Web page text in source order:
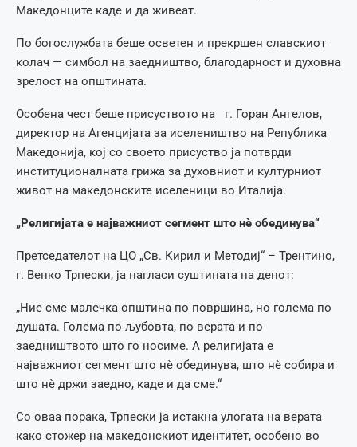
Македонците каде и да живеат.
По богослужбата беше осветен и прекршен славскиот
колач — симбол на заедништво, благодарност и духовна
зрелост на општината.
Особена чест беше присуството на г. Горан Ангелов,
директор на Агенцијата за иселеништво на Република
Македонија, кој со своето присуство ја потврди
институционалната грижа за духовниот и културниот
живот на македонските иселеници во Италија.
„Религијата е најважниот сегмент што нè обединува“
Претседателот на ЦО „Св. Кирил и Методиј“ – Трентино,
г. Венко Трпески, ја нагласи суштината на денот:
„Ние сме малечка општина по површина, но голема по
душата. Голема по љубовта, по верата и по
заедништвото што го носиме. А религијата е
најважниот сегмент што нè обединува, што нè собира и
што нè држи заедно, каде и да сме.“
Со оваа порака, Трпески ја истакна улогата на верата
како стожер на македонскиот идентитет, особено во